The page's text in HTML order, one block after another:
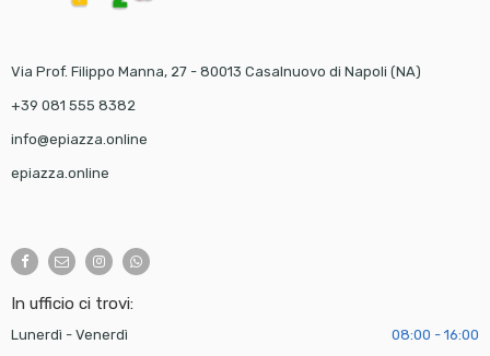
Via Prof. Filippo Manna, 27 - 80013 Casalnuovo di Napoli (NA)
+39 081 555 8382
info@epiazza.online
epiazza.online
In ufficio ci trovi:
Lunerdì - Venerdì 08:00 - 16:00